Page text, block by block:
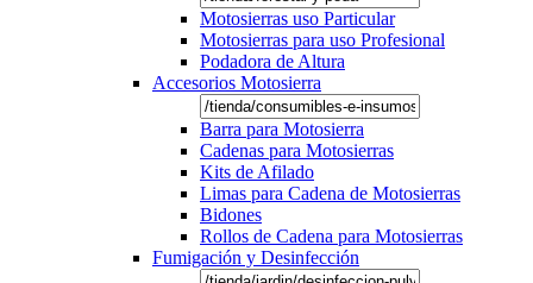
Motosierras uso Particular
Motosierras para uso Profesional
Podadora de Altura
Accesorios Motosierra
Barra para Motosierra
Cadenas para Motosierras
Kits de Afilado
Limas para Cadena de Motosierras
Bidones
Rollos de Cadena para Motosierras
Fumigación y Desinfección